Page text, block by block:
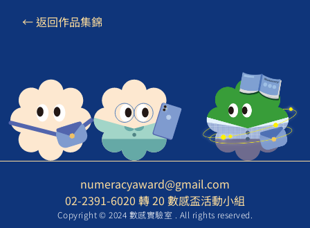
← 返回作品集錦
numeracyaward@gmail.com
02-2391-6020 轉 20 數感盃活動小組
Copyright © 2024 數感實驗室 . All rights reserved.